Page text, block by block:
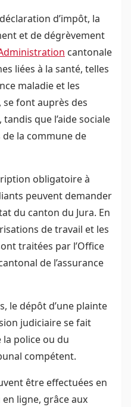
d’impôt, la
et de dégrèvement
cantonale
liées à la santé, telles
maladie et les
font auprès des
que l’aide sociale
la commune de
obligatoire à
peuvent demander
du canton du Jura. En
de travail et les
traitées par l’Office
de l’assurance
le dépôt d’une plainte
judiciaire se fait
police ou du
compétent.
être effectuées en
ligne, grâce aux